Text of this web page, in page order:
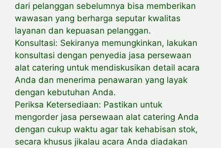
dari pelanggan sebelumnya bisa memberikan
wawasan yang berharga seputar kwalitas
layanan dan kepuasan pelanggan.
Konsultasi: Sekiranya memungkinkan, lakukan
konsultasi dengan penyedia jasa persewaan
alat catering untuk mendiskusikan detail acara
Anda dan menerima penawaran yang layak
dengan kebutuhan Anda.
Periksa Ketersediaan: Pastikan untuk
mengorder jasa persewaan alat catering Anda
dengan cukup waktu agar tak kehabisan stok,
secara khusus jikalau acara Anda diadakan